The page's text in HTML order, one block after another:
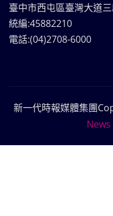
臺中市西屯區臺灣大道
統編:45882210
電話:(04)2708-6000
新一代時報媒體集團
News